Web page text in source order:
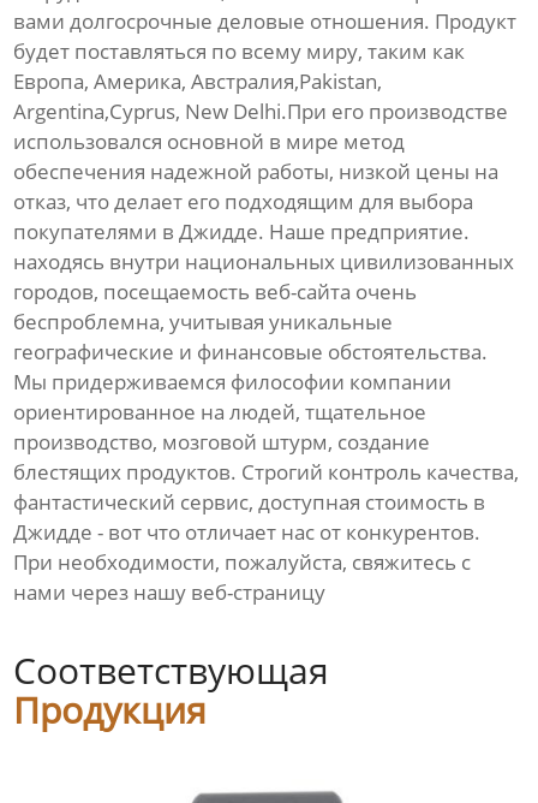
вами долгосрочные деловые отношения. Продукт
будет поставляться по всему миру, таким как
Европа, Америка, Австралия,Pakistan,
Argentina,Cyprus, New Delhi.При его производстве
использовался основной в мире метод
обеспечения надежной работы, низкой цены на
отказ, что делает его подходящим для выбора
покупателями в Джидде. Наше предприятие.
находясь внутри национальных цивилизованных
городов, посещаемость веб-сайта очень
беспроблемна, учитывая уникальные
географические и финансовые обстоятельства.
Мы придерживаемся философии компании
ориентированное на людей, тщательное
производство, мозговой штурм, создание
блестящих продуктов. Строгий контроль качества,
фантастический сервис, доступная стоимость в
Джидде - вот что отличает нас от конкурентов.
При необходимости, пожалуйста, свяжитесь с
нами через нашу веб-страницу
Соответствующая
Продукция